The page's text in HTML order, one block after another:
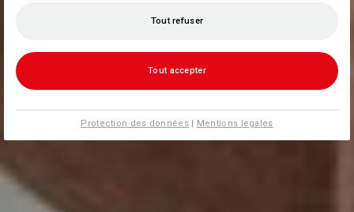
Tout refuser
Tout accepter
Protection des données| Mentions legales